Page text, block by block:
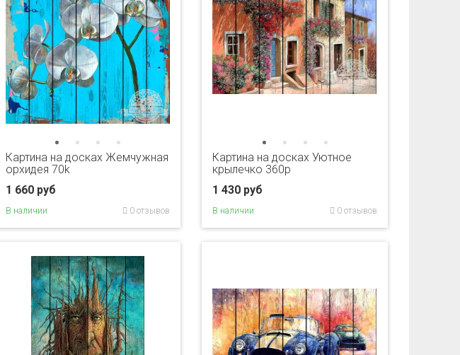
Картина на досках Жемчужная
орхидея 70k
1 660 руб
В наличии 0 отзывов
Картина на досках Уютное
крылечко 360p
1 430 руб
В наличии 0 отзывов